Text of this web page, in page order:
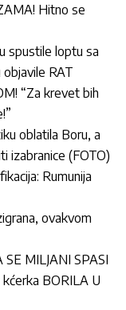
Hitno se
spustile loptu sa
objavile RAT
“Za krevet bih
oblatila Boru, a
izabranice (FOTO)
Rumunija
ovakvom
MILJANI SPASI
BORILA U